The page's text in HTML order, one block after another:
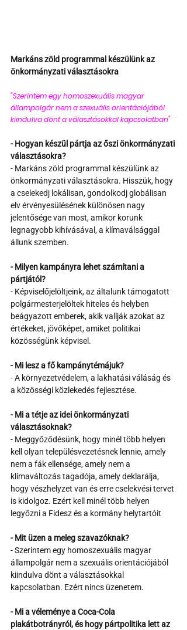
Markáns zöld programmal készülünk az
önkormányzati választásokra
"Szerintem egy homoszexuális magyar
állampolgár nem a szexuális orientációjából
kiindulva dönt a választásokkal kapcsolatban"
- Hogyan készül pártja az őszi önkormányzati
választásokra?
- Markáns zöld programmal készülünk az
önkormányzati választásokra. Hisszük, hogy
a cselekedj lokálisan, gondolkodj globálisan
elv érvényesülésének különösen nagy
jelentősége van most, amikor korunk
legnagyobb kihívásával, a klímaválsággal
állunk szemben.
- Milyen kampányra lehet számítani a
pártjától?
- Képviselőjelöltjeink, az általunk támogatott
polgármesterjelöltek hiteles és helyben
beágyazott emberek, akik vallják azokat az
értékeket, jövőképet, amiket politikai
közösségünk képvisel.
- Mi lesz a fő kampánytémájuk?
- A környezetvédelem, a lakhatási váláság és
a közösségi közlekedés fejlesztése.
- Mi a tétje az idei önkormányzati
választásoknak?
- Meggyőződésünk, hogy minél több helyen
kell olyan településvezetésnek lennie, amely
nem a fák ellensége, amely nem a
klímaváltozás tagadója, amely deklarálja,
hogy vészhelyzet van és erre cselekvési tervet
is kidolgoz. Ezért kell minél több helyen
legyőzni a Fidesz és a kormány helytartóit
- Mit üzen a meleg szavazóknak?
- Szerintem egy homoszexuális magyar
állampolgár nem a szexuális orientációjából
kiindulva dönt a választásokkal
kapcsolatban. Ezért nincs üzenetem.
- Mi a véleménye a Coca-Cola
plakátbotrányról, és hogy pártpolitika lett az